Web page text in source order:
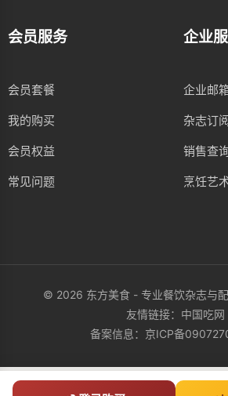
会员服务
会员套餐
我的购买
会员权益
常见问题
企业
企业邮
杂志订
销售查
烹饪艺
© 2026 东方美食 - 专业餐饮杂志与
友情链接： 中国吃网
备案信息： 京ICP备